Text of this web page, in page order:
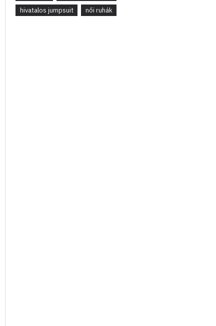
hivatalos jumpsuit
női ruhák